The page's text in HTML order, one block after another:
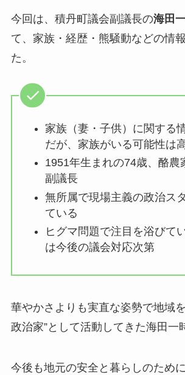
今回は、積丹町議会副議長の海田
て、家族・経歴・熊騒動などの情
た。
家族（妻・子供）に関する
だが、家族がいる可能性は
1951年生まれの74歳、酪農
副議長
無所属で現場主義の政治ス
ている
ヒグマ問題で注目を浴びて
は今後の議会対応次第
華やかさよりも実直な姿勢で地域
政治家”として活動してきた海田一
今後も地元の安全と暮らしのため